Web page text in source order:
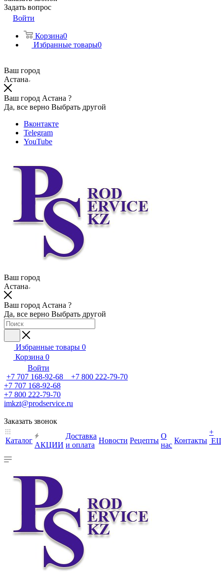
Задать вопрос
Войти
Корзина0
Избранные товары0
Ваш город
Астана
Ваш город Астана ?
Да, все верно Выбрать другой
Вконтакте
Telegram
YouTube
Ваш город
Астана
Ваш город Астана ?
Да, все верно Выбрать другой
Избранные товары 0
Корзина 0
Войти
+7 707 168-92-68 +7 800 222-79-70
+7 707 168-92-68
+7 800 222-79-70
imkzt@prodservice.ru
Заказать звонок
Каталог
АКЦИИ
Доставка
и оплата
Новости Рецепты
О
нас
Контакты
+